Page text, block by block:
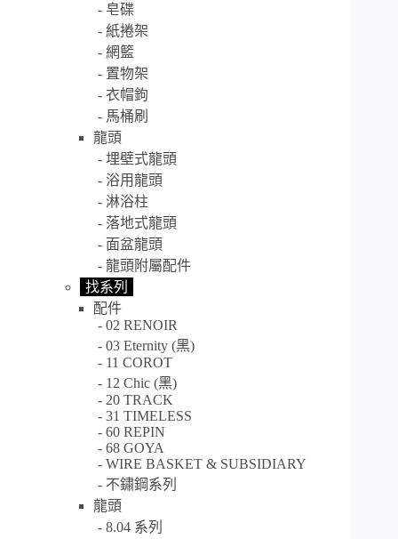
皂碟
紙捲架
網籃
置物架
衣帽鉤
馬桶刷
龍頭
埋壁式龍頭
浴用龍頭
淋浴柱
落地式龍頭
面盆龍頭
龍頭附屬配件
找系列
配件
02 RENOIR
03 Eternity (黑)
11 COROT
12 Chic (黑)
20 TRACK
31 TIMELESS
60 REPIN
68 GOYA
WIRE BASKET & SUBSIDIARY
不鏽鋼系列
龍頭
8.04 系列